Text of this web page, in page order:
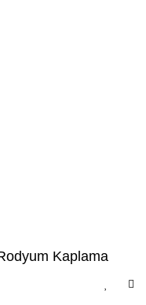
Kaplama